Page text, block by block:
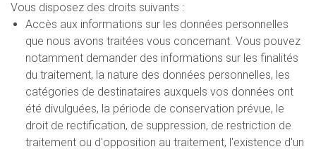
Vous disposez des droits suivants :
Accès aux informations sur les données personnelles
que nous avons traitées vous concernant. Vous pouvez
notamment demander des informations sur les finalités
du traitement, la nature des données personnelles, les
catégories de destinataires auxquels vos données ont
été divulguées, la période de conservation prévue, le
droit de rectification, de suppression, de restriction de
traitement ou d'opposition au traitement, l'existence d'un